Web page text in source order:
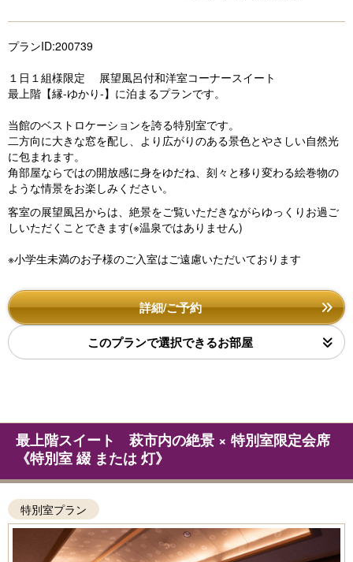
プランID:200739
１日１組様限定 展望風呂付和洋室コーナースイート
最上階【縁-ゆかり-】に泊まるプランです。
当館のベストロケーションを誇る特別室です。
二方向に大きな窓を配し、より広がりのある景色とやさしい自然光
に包まれます。
角部屋ならではの開放感に身をゆだね、刻々と移り変わる絵巻物の
ような情景をお楽しみください。
客室の展望風呂からは、絶景をご覧いただきながらゆっくりお過ご
しいただくことできます(※温泉ではありません)
※小学生未満のお子様のご入室はご遠慮いただいております
詳細/ご予約
このプランで選択できるお部屋
最上階スイート 萩市内の絶景 × 特別室限定会席
《特別室 綴 または 灯》
特別室プラン